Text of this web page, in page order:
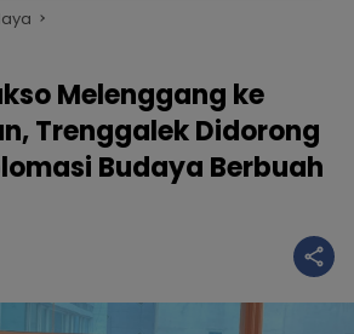
Melenggang ke
Trenggalek Didorong
Budaya Berbuah